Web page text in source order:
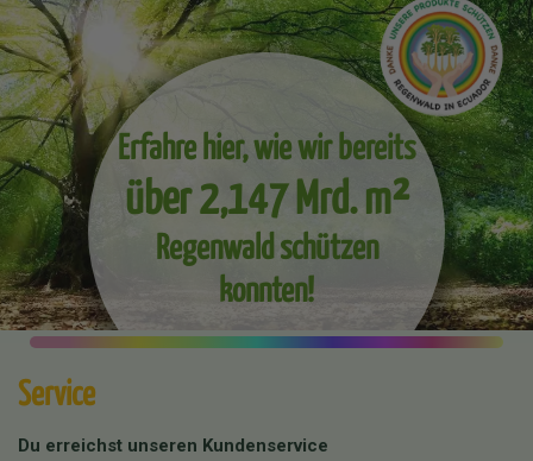
Erfahre hier, wie wir bereits
über 2,147 Mrd. m²
Regenwald schützen
konnten!
Service
Du erreichst unseren Kundenservice